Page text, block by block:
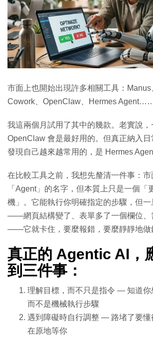
市面上也開始出現許多相關工具：
Cowork、OpenClaw、Hermes
我這兩個月試用了其中的幾款。老實說
OpenClaw 會是最好用的。但真正納入
發現自己越來越常用的，是 Hermes Agent
在比較工具之前，我想先釐清一件事：
「Agent」的名字，但本質上只是一個「
機」。它能執行你明確指定的步驟，但一
——網頁結構變了、表單多了一個欄位、
——它就卡住，要麼報錯，要麼靜靜地做
真正的 Agentic AI，
到三件事：
理解目標，而不只是指令 — 知道你
而不是機械執行步驟
遇到障礙時自行調整 — 路堵了要懂
在原地等你